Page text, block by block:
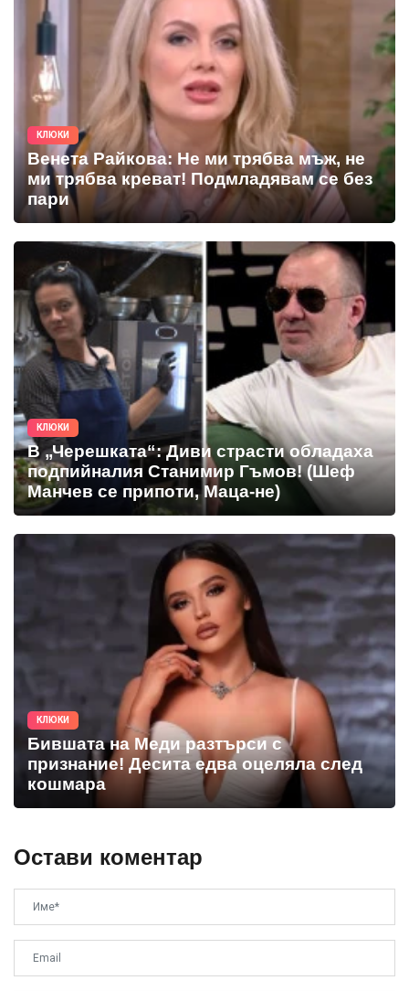
КЛЮКИ
Венета Райкова: Не ми трябва мъж, не
ми трябва креват! Подмладявам се без
пари
КЛЮКИ
В „Черешката“: Диви страсти обладаха
подпийналия Станимир Гъмов! (Шеф
Манчев се припоти, Маца-не)
КЛЮКИ
Бившата на Меди разтърси с
признание! Десита едва оцеляла след
кошмара
Остави коментар